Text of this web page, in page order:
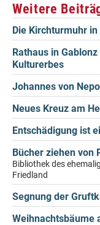
Weitere
Die Kirchturmuhr
Rathaus in
Kulturerbes
Johannes von
Neues Kreuz am
Entschädigung ist
Bücher ziehen von
Bibliothek des
Friedland
Segnung der
Weihnachtsbäume